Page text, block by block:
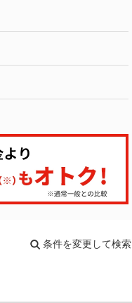
条件を変更して検索